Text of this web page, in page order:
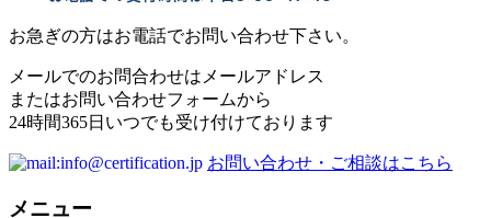
お急ぎの方はお電話でお問い合わせ下さい。
メールでのお問合わせはメールアドレス
またはお問い合わせフォームから
24時間365日いつでも受け付けております
お問い合わせ・ご相談はこちら
メニュー